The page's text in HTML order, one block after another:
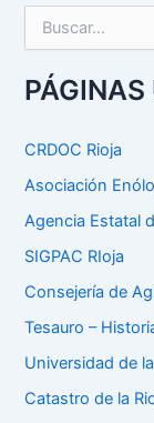
c
a
p
r
:
PÁGINAS
CRDOC Rioja
Asociación
Agencia Estatal
SIGPAC RIoja
Consejería de
Tesauro –
Universidad de
Catastro de la